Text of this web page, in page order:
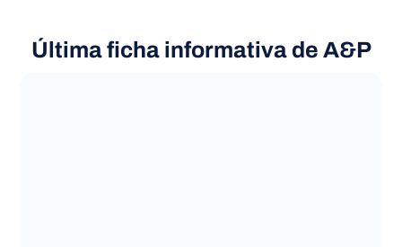
Última ficha informativa de A&P